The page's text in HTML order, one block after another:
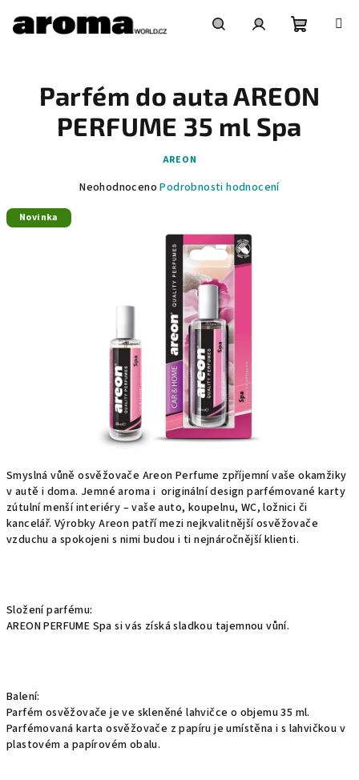
obsah
košík
Smyslná vůně osvěžovače Areon Perfume zpříjemní vaše okamžiky
v autě i doma. Jemné aroma i originální design parfémované karty
zútulní menší interiéry – vaše auto, koupelnu, WC, ložnici či
kancelář. Výrobky Areon patří mezi nejkvalitnější osvěžovače
vzduchu a spokojeni s nimi budou i ti nejnáročnější klienti.
Složení parfému:
AREON PERFUME Spa si vás získá sladkou tajemnou vůní.
Balení:
Parfém osvěžovače je ve skleněné lahvičce o objemu 35 ml.
Parfémovaná karta osvěžovače z papíru je umístěna i s lahvičkou v
plastovém a papírovém obalu.
Parfém do auta AREON
PERFUME 35 ml Spa
AREON
Průměrné
Neohodnoceno Podrobnosti hodnocení
Novinka